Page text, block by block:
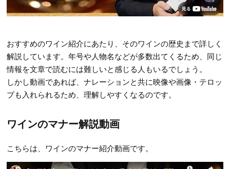
おすすめのワイン紹介にあたり、そのワインの歴史まで詳しく
解説しています。年号や人物名などが多数出てくるため、同じ
情報を文章で読むには難しいと感じる人もいるでしょう。
しかし動画であれば、ナレーションと共に映像や画像・テロッ
プも入れられるため、理解しやすくなるのです。
ワインのマナー解説動画
こちらは、ワインのマナー紹介動画です。